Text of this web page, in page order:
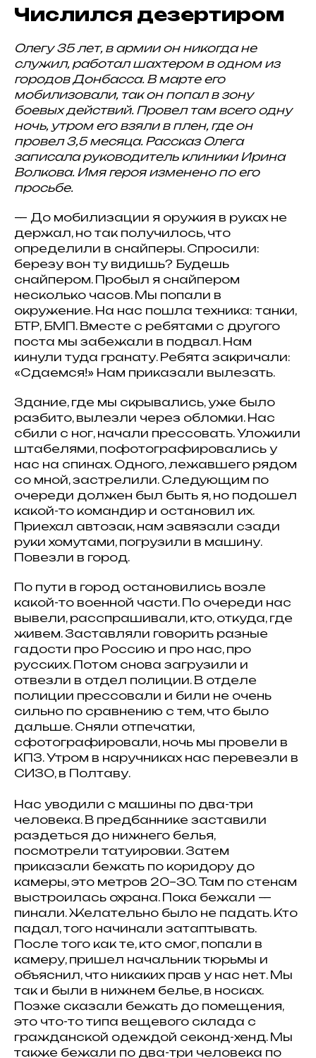
Числился дезертиром
Олегу 35 лет, в армии он никогда не
служил, работал шахтером в одном из
городов Донбасса. В марте его
мобилизовали, так он попал в зону
боевых действий. Провел там всего одну
ночь, утром его взяли в плен, где он
провел 3,5 месяца. Рассказ Олега
записала руководитель клиники Ирина
Волкова. Имя героя изменено по его
просьбе.
— До мобилизации я оружия в руках не
держал, но так получилось, что
определили в снайперы. Спросили:
березу вон ту видишь? Будешь
снайпером. Пробыл я снайпером
несколько часов. Мы попали в
окружение. На нас пошла техника: танки,
БТР, БМП. Вместе с ребятами с другого
поста мы забежали в подвал. Нам
кинули туда гранату. Ребята закричали:
«Сдаемся!» Нам приказали вылезать.
Здание, где мы скрывались, уже было
разбито, вылезли через обломки. Нас
сбили с ног, начали прессовать. Уложили
штабелями, пофотографировались у
нас на спинах. Одного, лежавшего рядом
со мной, застрелили. Следующим по
очереди должен был быть я, но подошел
какой-то командир и остановил их.
Приехал автозак, нам завязали сзади
руки хомутами, погрузили в машину.
Повезли в город.
По пути в город остановились возле
какой-то военной части. По очереди нас
вывели, расспрашивали, кто, откуда, где
живем. Заставляли говорить разные
гадости про Россию и про нас, про
русских. Потом снова загрузили и
отвезли в отдел полиции. В отделе
полиции прессовали и били не очень
сильно по сравнению с тем, что было
дальше. Сняли отпечатки,
сфотографировали, ночь мы провели в
КПЗ. Утром в наручниках нас перевезли в
СИЗО, в Полтаву.
Нас уводили с машины по два-три
человека. В предбаннике заставили
раздеться до нижнего белья,
посмотрели татуировки. Затем
приказали бежать по коридору до
камеры, это метров 20–30. Там по стенам
выстроилась охрана. Пока бежали —
пинали. Желательно было не падать. Кто
падал, того начинали затаптывать.
После того как те, кто смог, попали в
камеру, пришел начальник тюрьмы и
объяснил, что никаких прав у нас нет. Мы
так и были в нижнем белье, в носках.
Позже сказали бежать до помещения,
это что-то типа вещевого склада с
гражданской одеждой секонд-хенд. Мы
также бежали по два-три человека по